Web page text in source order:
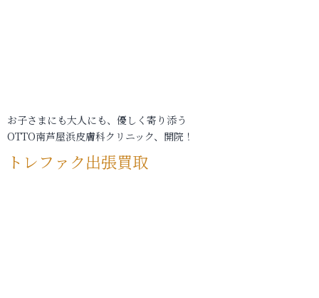
お子さまにも大人にも、優しく寄り添う
OTTO南芦屋浜皮膚科クリニック、開院！
トレファク出張買取